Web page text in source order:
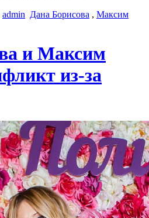
admin Дана Борисова , Максим
и Максим
из-за